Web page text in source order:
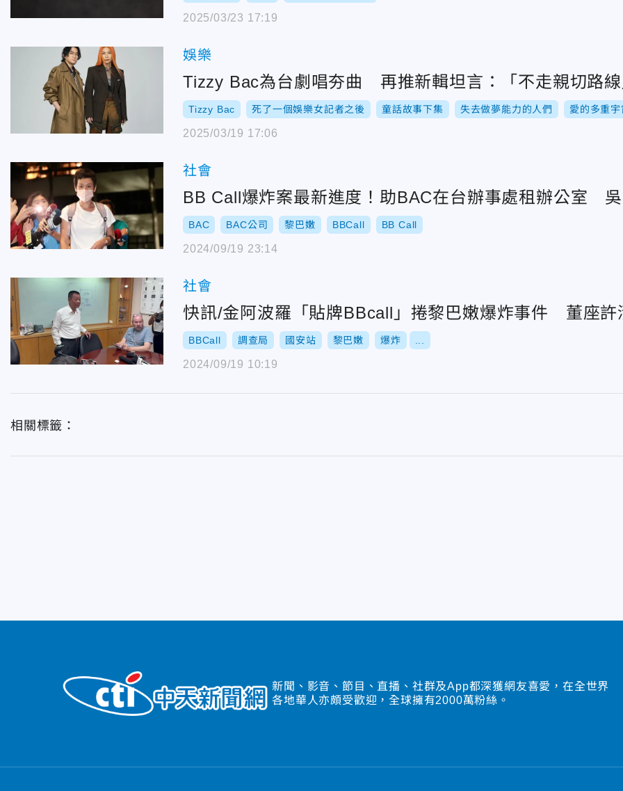
2025/03/23 17:19
娛樂
Tizzy Bac為台劇唱夯曲 再推新輯坦言：「不走親切路
Tizzy Bac 死了一個娛樂女記者之後 童話故事下集 失去做夢能力的人們 愛的多重宇
2025/03/19 17:06
社會
BB Call爆炸案最新進度！助BAC在台辦事處租辦公室
BAC BAC公司 黎巴嫩 BBCall BB Call
2024/09/19 23:14
社會
快訊/金阿波羅「貼牌BBcall」捲黎巴嫩爆炸事件 董座許
BBCall 調查局 國安站 黎巴嫩 爆炸
2024/09/19 10:19
相關標籤：
新聞、影音、節目、直播、社群及App都深獲網友喜愛，在全世界
各地華人亦頗受歡迎，全球擁有2000萬粉絲。